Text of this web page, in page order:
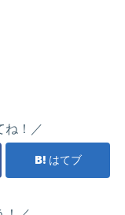
ね！／
はてブ